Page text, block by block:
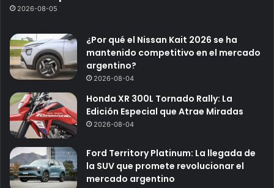
2026-08-05
¿Por qué el Nissan Kait 2026 se ha
mantenido competitivo en el mercado
argentino?
2026-08-04
Honda XR 300L Tornado Rally: La
Edición Especial que Atrae Miradas
2026-08-04
Ford Territory Platinum: La llegada de
la SUV que promete revolucionar el
mercado argentino